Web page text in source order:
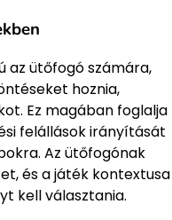
az ütőfogó számára,
hoznia,
Ez magában foglalja
felállások irányítását
Az ütőfogónak
és a játék kontextusa
kell választania.